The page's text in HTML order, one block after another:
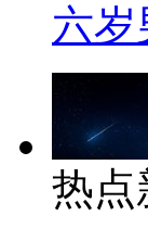
六
热点